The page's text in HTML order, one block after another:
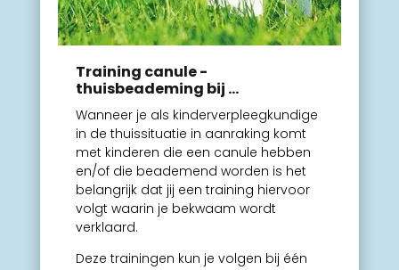
Training canule -
thuisbeademing bij ...
Wanneer je als kinderverpleegkundige
in de thuissituatie in aanraking komt
met kinderen die een canule hebben
en/of die beademend worden is het
belangrijk dat jij een training hiervoor
volgt waarin je bekwaam wordt
verklaard.
Deze trainingen kun je volgen bij één